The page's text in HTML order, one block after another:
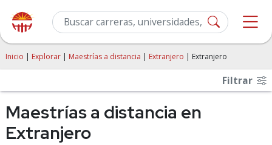
Inicio | Explorar | Maestrías a distancia | Extranjero | Extranjero
Filtrar
Maestrías a distancia en
Extranjero